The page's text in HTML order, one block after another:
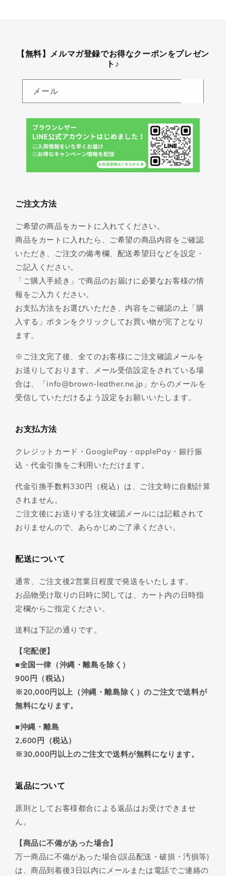
【無料】メルマガ登録でお得なクーポンをプレゼン
ト♪
メール
ご注文方法
ご希望の商品をカートに入れてください。
商品をカートに入れたら、ご希望の商品内容をご確認
いただき、ご注文の備考欄、配送希望日などを設定・
ご記入ください。
「ご購入手続き」で商品のお届けに必要なお客様の情
報をご入力ください。
お支払方法をお選びいただき、内容をご確認の上「購
入する」ボタンをクリックしてお買い物が完了となり
ます。
※ご注文完了後、全てのお客様にご注文確認メールを
お送りしております。メール受信設定をされている場
合は、「info@brown-leather.ne.jp」からのメールを
受信していただけるよう設定をお願いいたします。
お支払方法
クレジットカード・GooglePay・applePay・銀行振
込・代金引換をご利用いただけます。
代金引換手数料330円（税込）は、ご注文時に自動計算
されません。
ご注文後にお送りする注文確認メールには記載されて
おりませんので、あらかじめご了承ください。
配送について
通常、ご注文後2営業日程度で発送をいたします。
お品物受け取りの日時に関しては、カート内の日時指
定欄からご指定ください。
送料は下記の通りです。
【宅配便】
■全国一律（沖縄・離島を除く）
900円（税込）
※20,000円以上（沖縄・離島除く）のご注文で送料が
無料になります。
■沖縄・離島
2,600円（税込）
※30,000円以上のご注文で送料が無料になります。
返品について
原則としてお客様都合による返品はお受けできませ
ん。
【商品に不備があった場合】
万一商品に不備があった場合(誤品配送・破損・汚損等)
は、商品到着後3日以内にメールまたは電話でご連絡の